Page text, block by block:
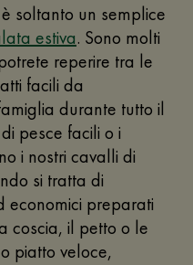
soltanto un semplice
estiva. Sono molti
reperire tra le
facili da
durante tutto il
pesce facili o i
i nostri cavalli di
si tratta di
economici preparati
coscia, il petto o le
piatto veloce,